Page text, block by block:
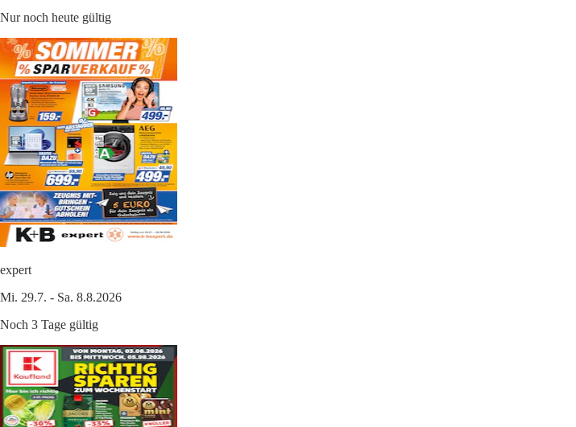
Nur noch heute gültig
expert
Mi. 29.7. - Sa. 8.8.2026
Noch 3 Tage gültig